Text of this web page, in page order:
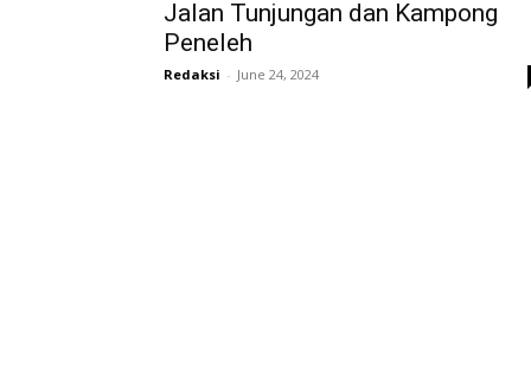
Jalan Tunjungan dan Kampong
Peneleh
Redaksi - June 24, 2024